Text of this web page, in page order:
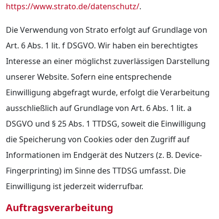
https://www.strato.de/datenschutz/.
Die Verwendung von Strato erfolgt auf Grundlage von
Art. 6 Abs. 1 lit. f DSGVO. Wir haben ein berechtigtes
Interesse an einer möglichst zuverlässigen Darstellung
unserer Website. Sofern eine entsprechende
Einwilligung abgefragt wurde, erfolgt die Verarbeitung
ausschließlich auf Grundlage von Art. 6 Abs. 1 lit. a
DSGVO und § 25 Abs. 1 TTDSG, soweit die Einwilligung
die Speicherung von Cookies oder den Zugriff auf
Informationen im Endgerät des Nutzers (z. B. Device-
Fingerprinting) im Sinne des TTDSG umfasst. Die
Einwilligung ist jederzeit widerrufbar.
Auftragsverarbeitung